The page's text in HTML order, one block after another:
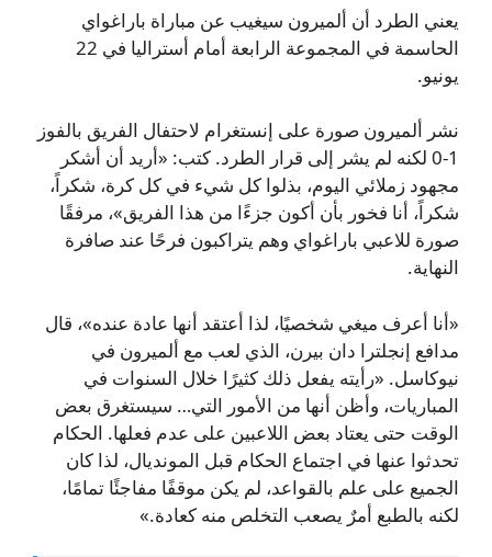
يعني الطرد أن ألميرون سيغيب عن مباراة باراغواي
الحاسمة في المجموعة الرابعة أمام أستراليا في 22
يونيو.
نشر ألميرون صورة على إنستغرام لاحتفال الفريق بالفوز
1-0 لكنه لم يشر إلى قرار الطرد. كتب: «أريد أن أشكر
مجهود زملائي اليوم، بذلوا كل شيء في كل كرة، شكراً،
شكراً، أنا فخور بأن أكون جزءًا من هذا الفريق»، مرفقًا
صورة للاعبي باراغواي وهم يتراكبون فرحًا عند صافرة
النهاية.
«أنا أعرف ميغي شخصيًا، لذا أعتقد أنها عادة عنده»، قال
مدافع إنجلترا دان بيرن، الذي لعب مع ألميرون في
نيوكاسل. «رأيته يفعل ذلك كثيرًا خلال السنوات في
المباريات، وأظن أنها من الأمور التي… سيستغرق بعض
الوقت حتى يعتاد بعض اللاعبين على عدم فعلها. الحكام
تحدثوا عنها في اجتماع الحكام قبل المونديال، لذا كان
الجميع على علم بالقواعد، لم يكن موقفًا مفاجئًا تمامًا،
لكنه بالطبع أمرٌ يصعب التخلص منه كعادة.»